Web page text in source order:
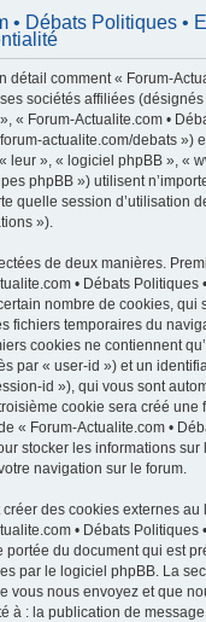
• Débats Politiques •
détail comment « Forum-
sociétés affiliées
« Forum-Actualite.com •
actualite.com/debats »)
leur », « logiciel phpBB », «
phpBB ») utilisent
quelle session d’utilisation
»).
de deux manières.
• Débats Politiques
nombre de cookies, qui
fichiers temporaires du
cookies ne contiennent
par « user-id ») et un
id »), qui vous sont
cookie sera créé une
« Forum-Actualite.com •
stocker les informations
navigation sur le forum.
des cookies externes au
• Débats Politiques
portée du document qui est
par le logiciel phpBB. La
vous nous envoyez et que
à : la publication de